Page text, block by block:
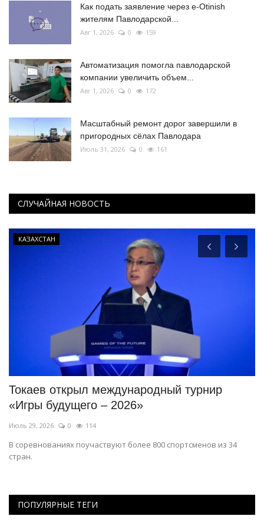
Как подать заявление через e-Otinish
жителям Павлодарской...
Авг 1, 2026 0 159
Автоматизация помогла павлодарской
компании увеличить объем...
Авг 1, 2026 0 172
Масштабный ремонт дорог завершили в
пригородных сёлах Павлодара
Июль 31, 2026 0 161
СЛУЧАЙНАЯ НОВОСТЬ
КАЗАХСТАН
Токаев открыл международный турнир
«Игры будущего – 2026»
Июль 29, 2026 0 114
В соревнованиях поучаствуют более 800 спортсменов из 34
стран.
ПОПУЛЯРНЫЕ ТЕГИ